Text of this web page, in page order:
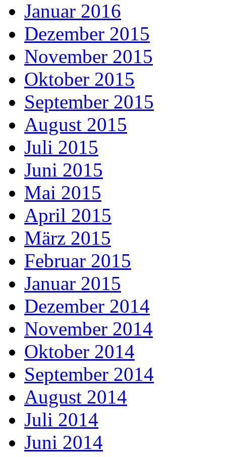
Januar 2016
Dezember 2015
November 2015
Oktober 2015
September 2015
August 2015
Juli 2015
Juni 2015
Mai 2015
April 2015
März 2015
Februar 2015
Januar 2015
Dezember 2014
November 2014
Oktober 2014
September 2014
August 2014
Juli 2014
Juni 2014